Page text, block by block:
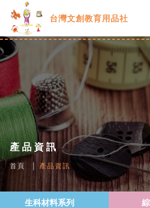
台灣文創教育用品社
產品資訊
首頁 產品資訊
生科材料系列